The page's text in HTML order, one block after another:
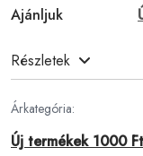
Ajánljuk
Részletek
Árkategória:
Új termékek 1000